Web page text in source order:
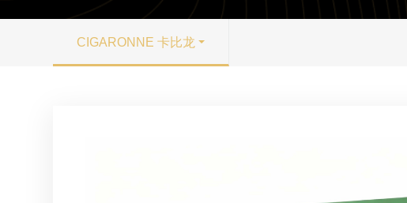
CIGARONNE 卡比龙